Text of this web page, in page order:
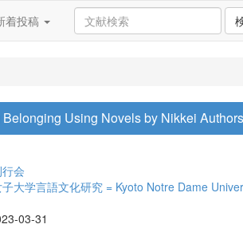
着投稿
Using Novels by Nikkei Authors
会
大学言語文化研究 = Kyoto Notre Dame
03-31